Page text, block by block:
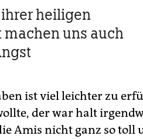
heiligen
uns auch
ist viel leichter zu
der war halt
Amis nicht ganz so